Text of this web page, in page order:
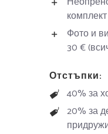
комплект
Фото и
30 €
Отстъпки:
40% за
20% за